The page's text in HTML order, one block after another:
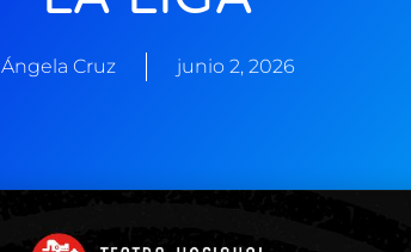
Ángela Cruz junio 2, 2026